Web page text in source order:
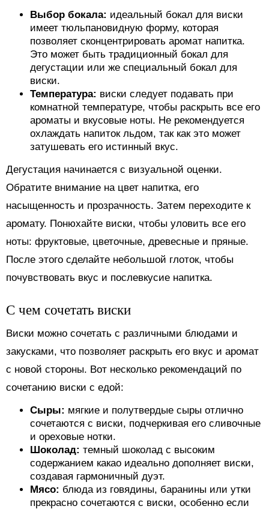
Выбор бокала: идеальный бокал для виски
имеет тюльпановидную форму, которая
позволяет сконцентрировать аромат напитка.
Это может быть традиционный бокал для
дегустации или же специальный бокал для
виски.
Температура: виски следует подавать при
комнатной температуре, чтобы раскрыть все его
ароматы и вкусовые ноты. Не рекомендуется
охлаждать напиток льдом, так как это может
затушевать его истинный вкус.
Дегустация начинается с визуальной оценки.
Обратите внимание на цвет напитка, его
насыщенность и прозрачность. Затем переходите к
аромату. Понюхайте виски, чтобы уловить все его
ноты: фруктовые, цветочные, древесные и пряные.
После этого сделайте небольшой глоток, чтобы
почувствовать вкус и послевкусие напитка.
С чем сочетать виски
Виски можно сочетать с различными блюдами и
закусками, что позволяет раскрыть его вкус и аромат
с новой стороны. Вот несколько рекомендаций по
сочетанию виски с едой:
Сыры: мягкие и полутвердые сыры отлично
сочетаются с виски, подчеркивая его сливочные
и ореховые нотки.
Шоколад: темный шоколад с высоким
содержанием какао идеально дополняет виски,
создавая гармоничный дуэт.
Мясо: блюда из говядины, баранины или утки
прекрасно сочетаются с виски, особенно если